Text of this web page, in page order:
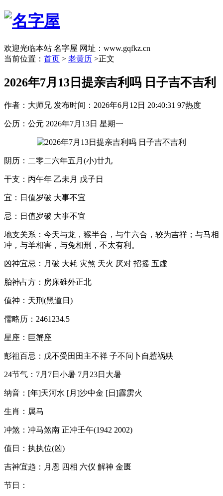
欢迎光临本站 名字屋 网址：www.gqfkz.cn
当前位置： 首页 > 老黄历 >正文
2026年7月13日提亲吉利吗 日子吉不吉利
作者：大师兄 发布时间：2026年6月12日 20:40:31 97热度
公历：公元 2026年7月13日 星期一
阴历：二零二六年五月(小)廿九
干支：丙午年 乙未月 戊子日
宜：日值岁破 大事不宜
忌：日值岁破 大事不宜
地支关系：今天与龙，猴半合，与牛六合，较为吉祥；与马相
冲，与羊相害，与兔相刑，不太有利。
凶神宜忌：月破 大耗 灾煞 天火 厌对 招摇 五虚
胎神占方：房床碓外正北
值神：天刑(黑道日)
儒略历：2461234.5
星座：巨蟹座
彭祖百忌：戊不受田田主不祥 子不问卜自惹祸殃
24节气：7月7日小暑 7月23日大暑
纳音：[年]天河水 [月]沙中金 [日]霹雳火
生肖：属马
冲煞：冲马煞南 正冲壬午(1942 2002)
值日：执执位(凶)
吉神宜趋：月恩 四相 六仪 解神 金匮
节日：